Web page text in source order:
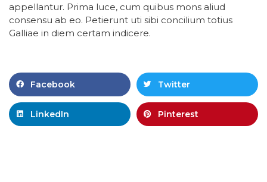
appellantur. Prima luce, cum quibus mons aliud
consensu ab eo. Petierunt uti sibi concilium totius
Galliae in diem certam indicere.
Facebook Twitter
LinkedIn Pinterest